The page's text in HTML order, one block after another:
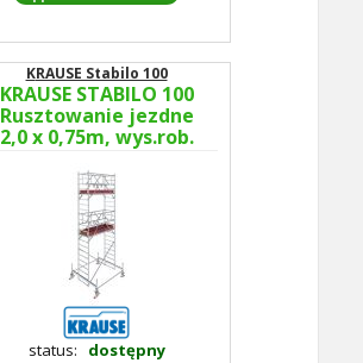
KRAUSE Stabilo 100
KRAUSE STABILO 100
Rusztowanie jezdne
2,0 x 0,75m, wys.rob.
GUARDMATIC Nowa
norma PN EN 1004-1
status: dostępny